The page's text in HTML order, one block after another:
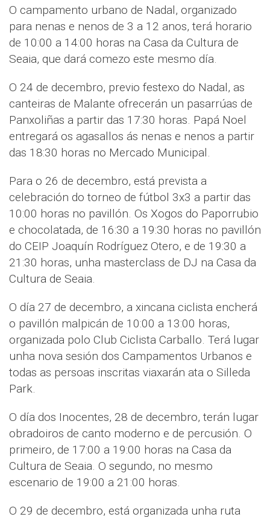
O campamento urbano de Nadal, organizado
para nenas e nenos de 3 a 12 anos, terá horario
de 10:00 a 14:00 horas na Casa da Cultura de
Seaia, que dará comezo este mesmo día.
O 24 de decembro, previo festexo do Nadal, as
canteiras de Malante ofrecerán un pasarrúas de
Panxoliñas a partir das 17:30 horas. Papá Noel
entregará os agasallos ás nenas e nenos a partir
das 18:30 horas no Mercado Municipal.
Para o 26 de decembro, está prevista a
celebración do torneo de fútbol 3x3 a partir das
10:00 horas no pavillón. Os Xogos do Paporrubio
e chocolatada, de 16:30 a 19:30 horas no pavillón
do CEIP Joaquín Rodríguez Otero, e de 19:30 a
21:30 horas, unha masterclass de DJ na Casa da
Cultura de Seaia.
O día 27 de decembro, a xincana ciclista encherá
o pavillón malpicán de 10:00 a 13:00 horas,
organizada polo Club Ciclista Carballo. Terá lugar
unha nova sesión dos Campamentos Urbanos e
todas as persoas inscritas viaxarán ata o Silleda
Park.
O día dos Inocentes, 28 de decembro, terán lugar
obradoiros de canto moderno e de percusión. O
primeiro, de 17:00 a 19:00 horas na Casa da
Cultura de Seaia. O segundo, no mesmo
escenario de 19:00 a 21:00 horas.
O 29 de decembro, está organizada unha ruta